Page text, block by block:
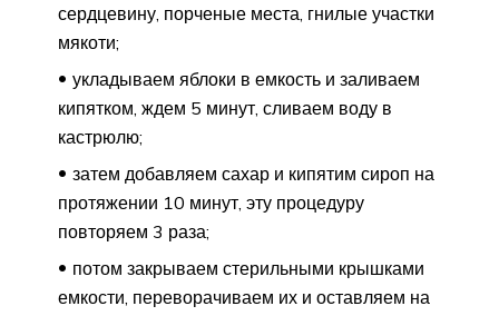
сердцевину, порченые места, гнилые участки
мякоти;
укладываем яблоки в емкость и заливаем
кипятком, ждем 5 минут, сливаем воду в
кастрюлю;
затем добавляем сахар и кипятим сироп на
протяжении 10 минут, эту процедуру
повторяем 3 раза;
потом закрываем стерильными крышками
емкости, переворачиваем их и оставляем на